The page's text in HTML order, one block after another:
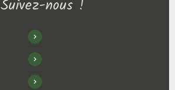
Suivez-nous !